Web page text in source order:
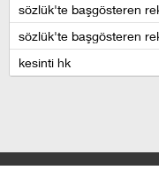
sözlük'te başgösteren
sözlük'te başgösteren
kesinti hk